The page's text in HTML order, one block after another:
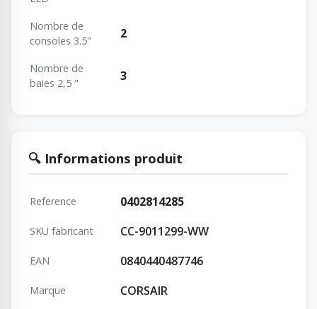
Nombre de
consoles 3.5"
2
Nombre de
baies 2,5 "
3
🔍 Informations produit
Reference 0402814285
SKU fabricant CC-9011299-WW
EAN 0840440487746
Marque CORSAIR